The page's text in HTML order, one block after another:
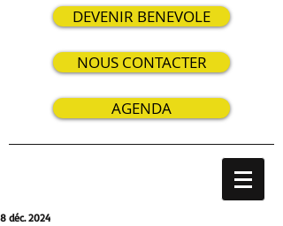
DEVENIR BENEVOLE
NOUS CONTACTER
AGENDA
8 déc. 2024